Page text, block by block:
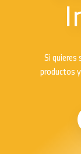
Si quieres
productos